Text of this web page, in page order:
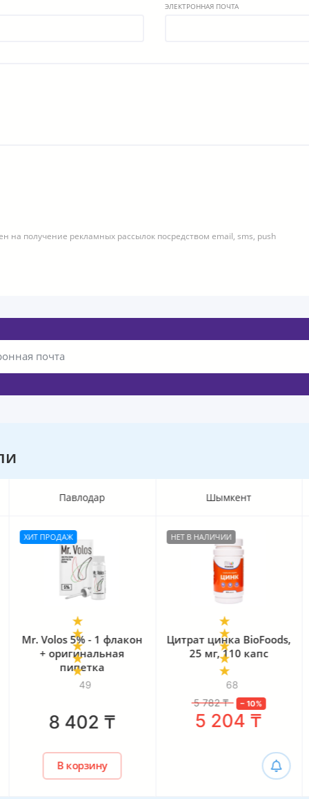
ЭЛЕКТРОННАЯ ПОЧТА
на получение рекламных рассылок посредством email, sms, push
Павлодар
ХИТ ПРОДАЖ
49
Mr. Volos 5% - 1 флакон
+ оригинальная
пипетка
8 402 ₸
В корзину
Шымкент
НЕТ В НАЛИЧИИ
68
Цитрат цинка BioFoods,
25 мг, 110 капс
5 782₸ –10%
5 204 ₸